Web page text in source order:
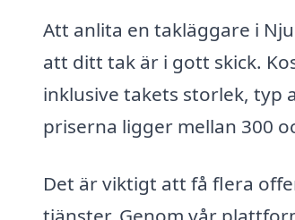
Att anlita en takläggare i
att ditt tak är i gott skick.
inklusive takets storlek, typ
priserna ligger mellan 300
Det är viktigt att få flera